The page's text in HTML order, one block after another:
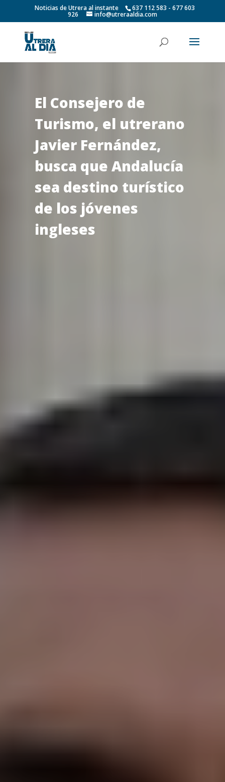
Noticias de Utrera al instante 637 112 583 - 677 603
926 info@utreraaldia.com
El Consejero de
Turismo, el utrerano
Javier Fernández,
busca que Andalucía
sea destino turístico
de los jóvenes
ingleses